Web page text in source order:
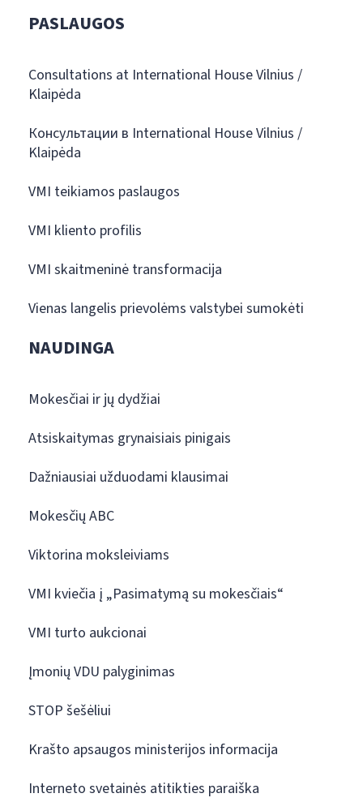
PASLAUGOS
Consultations at International House Vilnius /
Klaipėda
Консультации в International House Vilnius /
Klaipėda
VMI teikiamos paslaugos
VMI kliento profilis
VMI skaitmeninė transformacija
Vienas langelis prievolėms valstybei sumokėti
NAUDINGA
Mokesčiai ir jų dydžiai
Atsiskaitymas grynaisiais pinigais
Dažniausiai užduodami klausimai
Mokesčių ABC
Viktorina moksleiviams
VMI kviečia į „Pasimatymą su mokesčiais“
VMI turto aukcionai
Įmonių VDU palyginimas
STOP šešėliui
Krašto apsaugos ministerijos informacija
Interneto svetainės atitikties paraiška